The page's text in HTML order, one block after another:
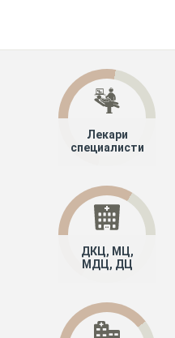
Лекари
специалисти
ДКЦ, МЦ,
МДЦ, ДЦ